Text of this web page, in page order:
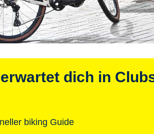
dich in
biking Guide